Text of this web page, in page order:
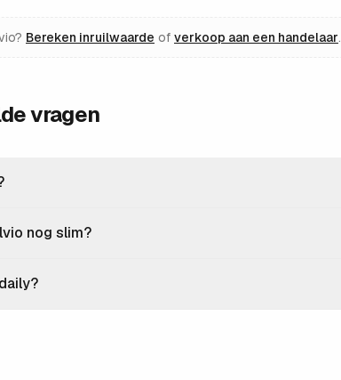
? Bereken inruilwaarde of verkoop aan een handelaar.
vragen
nog slim?